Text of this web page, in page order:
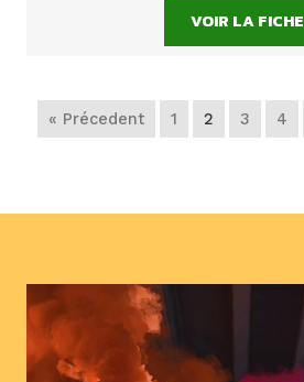
VOIR LA FICHE
« Précedent 1 2 3 4